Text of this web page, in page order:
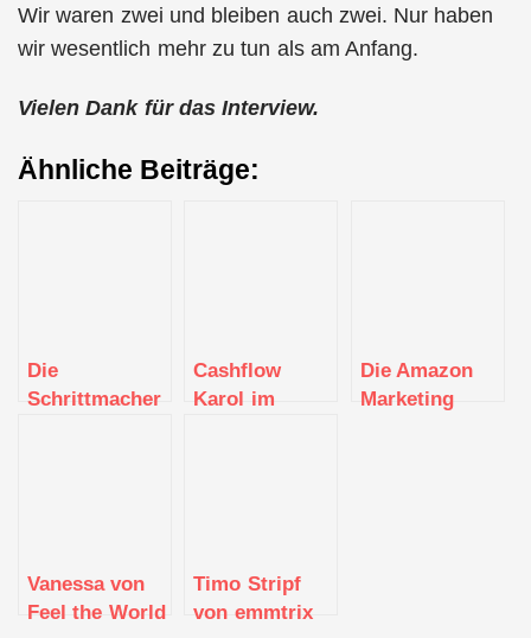
Wir waren zwei und bleiben auch zwei. Nur haben
wir wesentlich mehr zu tun als am Anfang.
Vielen Dank für das Interview.
Ähnliche Beiträge:
Die
Schrittmacher
Cashflow
Karol im
Die Amazon
Marketing
Vanessa von
Feel the World
Timo Stripf
von emmtrix